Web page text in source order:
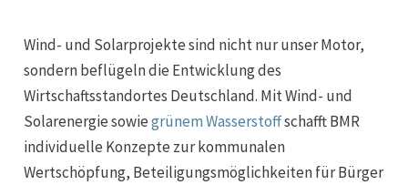
Wind- und Solarprojekte sind nicht nur unser Motor,
sondern beflügeln die Entwicklung des
Wirtschaftsstandortes Deutschland. Mit Wind- und
Solarenergie sowiegrünem Wasserstoffschafft BMR
individuelle Konzepte zur kommunalen
Wertschöpfung, Beteiligungsmöglichkeiten für Bürger